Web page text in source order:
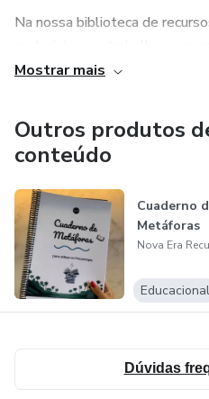
Na nossa biblioteca de
adultos e idosos.
utilizadas para facilitar e
implementação de
Para ter acesso a todos
nosso catálogo no link:
Mostrar mais
Outros produtos
conteúdo
Cuaderno
Metáforas
Educacional
Dúvidas